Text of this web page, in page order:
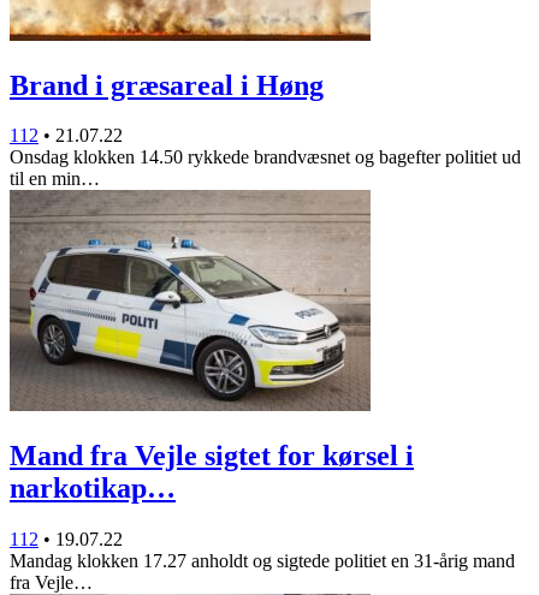
Brand i græsareal i Høng
112 • 21.07.22
Onsdag klokken 14.50 rykkede brandvæsnet og bagefter politiet ud
til en min…
Mand fra Vejle sigtet for kørsel i
narkotikap…
112 • 19.07.22
Mandag klokken 17.27 anholdt og sigtede politiet en 31-årig mand
fra Vejle…